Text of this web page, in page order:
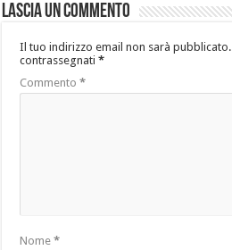
Lascia un commento
Il tuo indirizzo email non sarà pubblicato.
contrassegnati*
Commento*
Nome*